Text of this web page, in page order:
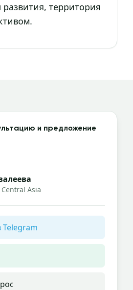
территория
и предложение
Central Asia
Telegram